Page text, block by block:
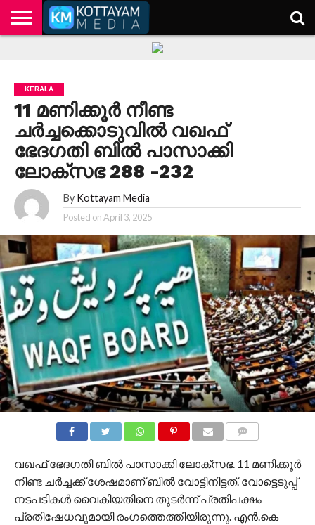
KERALA
11 മണിക്കൂർ നീണ്ട
ചർച്ചക്കൊടുവിൽ വഖഫ്
ഭേദഗതി ബിൽ പാസാക്കി
ലോക്‌സഭ 288 -232
By Kottayam Media
Posted onApril 3, 2025
വഖഫ് ഭേദഗതി ബിൽ പാസാക്കി ലോക്‌സഭ. 11 മണിക്കൂർ
നീണ്ട ചർച്ചക്ക് ശേഷമാണ് ബിൽ വോട്ടിനിട്ടത്. വോട്ടെടുപ്പ്
നടപടികൾ വൈകിയതിനെ തുടർന്ന് പ്രതിപക്ഷം
പ്രതിഷേധവുമായി രംഗത്തെത്തിയിരുന്നു. എൻ.കെ